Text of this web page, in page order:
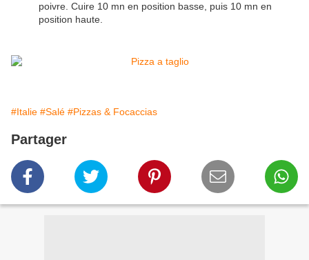
poivre. Cuire 10 mn en position basse, puis 10 mn en
position haute.
#Italie #Salé #Pizzas & Focaccias
Partager